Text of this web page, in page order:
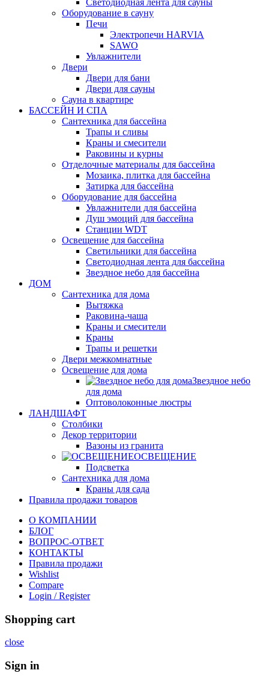
Светодиодная лента для сауны
Оборудование в сауну
Печи
Электропечи HARVIA
SAWO
Увлажнители
Двери
Двери для бани
Двери для сауны
Сауна в квартире
БАССЕЙН И СПА
Сантехника для бассейна
Трапы и сливы
Краны и смесители
Раковины и курны
Отделочные материалы для бассейна
Мозаика, плитка для бассейна
Затирка для бассейна
Оборудование для бассейна
Увлажнители для бассейна
Душ эмоций для бассейна
Станции WDT
Освещение для бассейна
Светильники для бассейна
Светодиодная лента для бассейна
Звездное небо для бассейна
ДОМ
Сантехника для дома
Вытяжка
Раковина-чаша
Краны и смесители
Краны
Трапы и решетки
Двери межкомнатные
Освещение для дома
Звездное небо
для дома
Оптоволоконные люстры
ЛАНДШАФТ
Столбики
Декор территории
Вазоны из гранита
ОСВЕЩЕНИЕ
Подсветка
Сантехника для дома
Краны для сада
Правила продажи товаров
О КОМПАНИИ
БЛОГ
ВОПРОС-ОТВЕТ
КОНТАКТЫ
Правила продажи
Wishlist
Compare
Login / Register
Shopping cart
close
Sign in